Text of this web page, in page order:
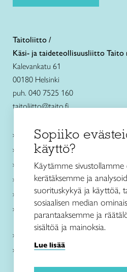
Taitoliitto /
Käsi- ja taideteollisuusliitto Taito
Kalevankatu 61
00180 Helsinki
puh. 040 7525 160
taitoliitto@taito.fi
Käsityökurssit ja koulutus
Ajankohtaista
Käsityöohjeet
Me olemme Taito
Paikallinen toiminta
Verkkokaupat
Kirjaudu Arviin
Kirjaudu Taitocampukseen
Sopiiko
käyttö?
Käytämme sivustollamme
kerätäksemme ja
suorituskykyä ja käyttöä,
sosiaalisen median
parantaaksemme ja
sisältöä ja mainoksia.
Lue lisää